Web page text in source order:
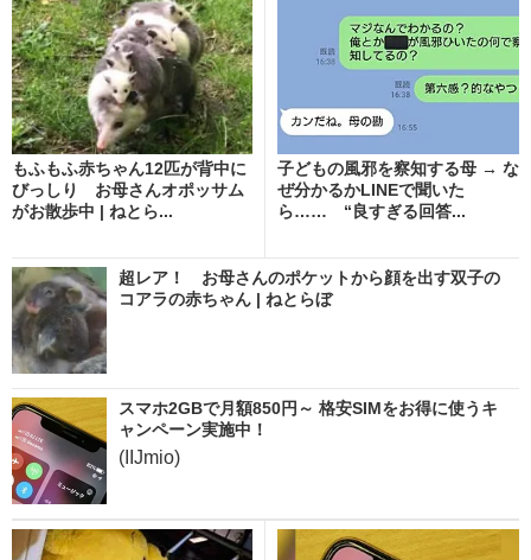
もふもふ赤ちゃん12匹が背中に
びっしり お母さんオポッサム
がお散歩中 | ねとら...
子どもの風邪を察知する母 → な
ぜ分かるかLINEで聞いた
ら…… “良すぎる回答...
超レア！ お母さんのポケットから顔を出す双子の
コアラの赤ちゃん | ねとらぼ
スマホ2GBで月額850円～ 格安SIMをお得に使うキ
ャンペーン実施中！
(IIJmio)